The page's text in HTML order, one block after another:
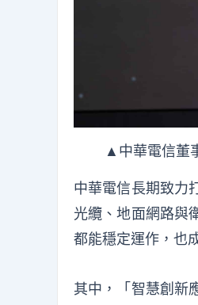
▲中華電信董
中華電信長期致力
光纜、地面網路與
都能穩定運作，也
其中，「智慧創新